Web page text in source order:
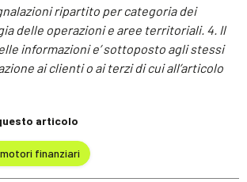
ripartito per categoria dei
delle operazioni e aree territoriali. 4. Il
informazioni e’ sottoposto agli stessi
ai clienti o ai terzi di cui all’articolo
articolo
finanziari